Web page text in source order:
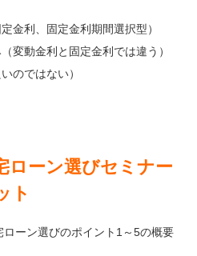
金利、固定金利期間選択型）
変動金利と固定金利では違う）
のではない）
ローン選びセミナー
ト
ーン選びのポイント1～5の概要